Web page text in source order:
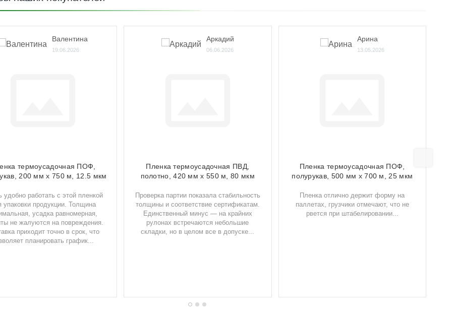
Валентина
19.06.2026
термоусадочная ПОФ,
200 мм х 750 м, 12.5 мкм
удобно работать с этой пленкой
упаковки продукции. Толщина
усадка равномерная,
не жалуются на повреждения.
приходит точно в срок, что
планировать график...
Аркадий
06.06.2026
Пленка термоусадочная ПВД,
полотно, 420 мм х 550 м, 80 мкм
Проверка партии показала стабильность
толщины и соответствие сертификатам.
Единственный минус — на крайних
рулонах встречаются небольшие
складки, но в целом все в допуске...
Арина
13.05.2026
Пленка термоусадочная ПОФ,
полурукав, 500 мм х 700 м, 25 мкм
Пленка отлично держит форму на
паллетах, грузчики отмечают, что не
рвется при штабелировании...